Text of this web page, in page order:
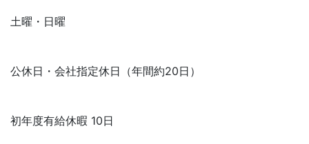
土曜・日曜
公休日・会社指定休日（年間約20日）
初年度有給休暇 10日